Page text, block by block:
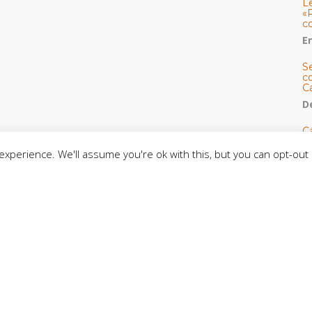
We'll assume you're ok with this, but you can opt-